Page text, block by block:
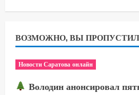
ВОЗМОЖНО, ВЫ
Новости Саратова онлайн
Володин анонсировал